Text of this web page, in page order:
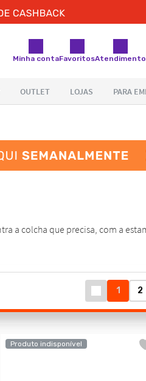
Minha contaFavoritosAtendimento
1 2
Produto indisponível